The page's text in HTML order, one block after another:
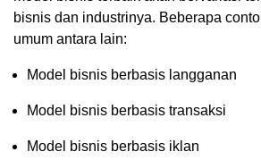
bisnis dan industrinya. Beberapa
umum antara lain:
Model bisnis berbasis langganan
Model bisnis berbasis transaksi
Model bisnis berbasis iklan